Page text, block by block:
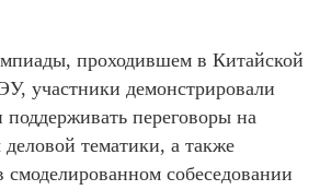
проходившем в Китайской
участники демонстрировали
поддерживать переговоры на
тематики, а также
смоделированном собеседовании